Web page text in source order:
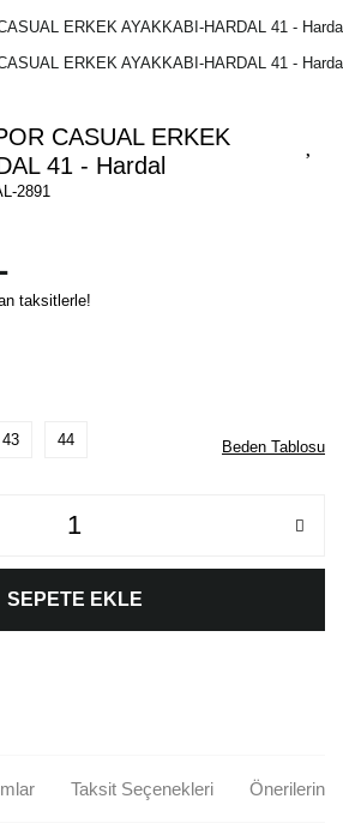
CASUAL ERKEK
41 - Hardal
2891
taksitlerle!
43 44 Beden Tablosu
SEPETE EKLE
Taksit Seçenekleri Önerileriniz